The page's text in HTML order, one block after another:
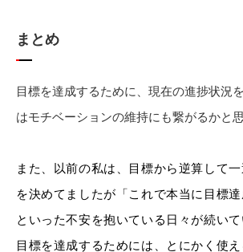
まとめ
目標を達成するために、現在の進捗状況
はモチベーションの維持にも繋がるかと思
また、以前の私は、目標から逆算して
を決めてましたが「これで本当に目標達
といった不安を抱いている日々が続いて
目標を達成するためには、とにかく使